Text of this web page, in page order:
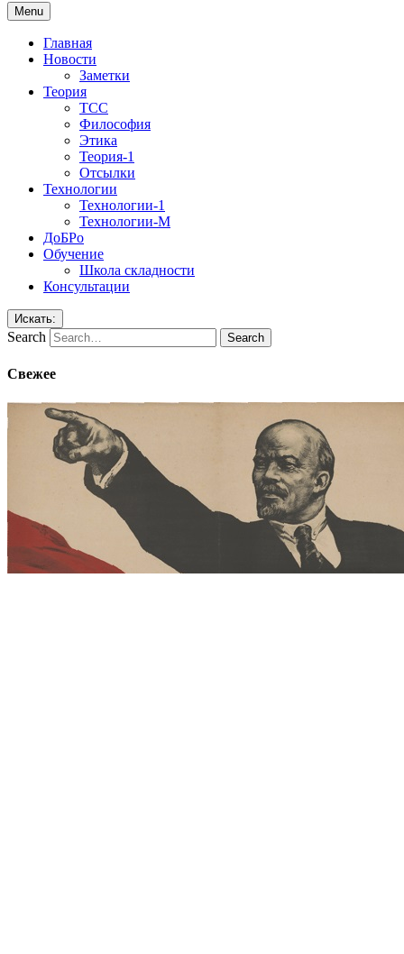
Menu
Главная
Новости
Заметки
Теория
ТСС
Философия
Этика
Теория-1
Отсылки
Технологии
Технологии-1
Технологии-М
ДоБРо
Обучение
Школа складности
Консультации
Искать:
Search
Свежее